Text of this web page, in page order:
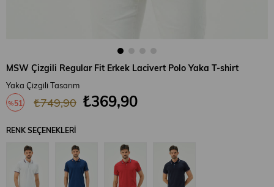
MSW Çizgili Regular Fit Erkek Lacivert Polo Yaka T-shirt
Yaka Çizgili Tasarım
%51 ₺749,90 ₺369,90
RENK SEÇENEKLERI